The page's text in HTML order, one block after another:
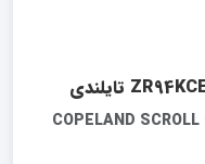
COPELAND